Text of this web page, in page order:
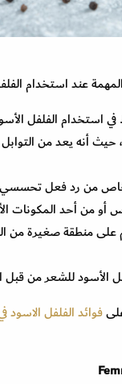
عند استخدام
استخدام الفلفل
حيث أنه يعد من
من رد فعل تحسسي
أو من أحد المكونات
على منطقة صغيرة من
فوائد الفلفل الاسود